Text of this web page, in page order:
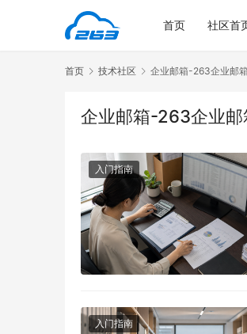
首页 社区首
首页 技术社区 企业邮箱-263企业邮
企业邮箱-263企业邮
入门指南
入门指南